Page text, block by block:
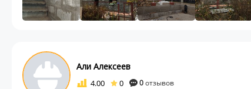
Али Алексеев
4.00 0 0отзывов